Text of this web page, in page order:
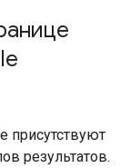
присутствуют
результатов.